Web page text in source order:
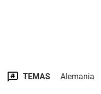
TEMAS Alemania